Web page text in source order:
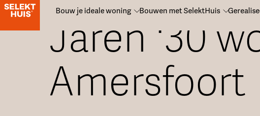
Bouw je ideale woning Bouwen met SelektHuis
Jaren '30
Amersfoort